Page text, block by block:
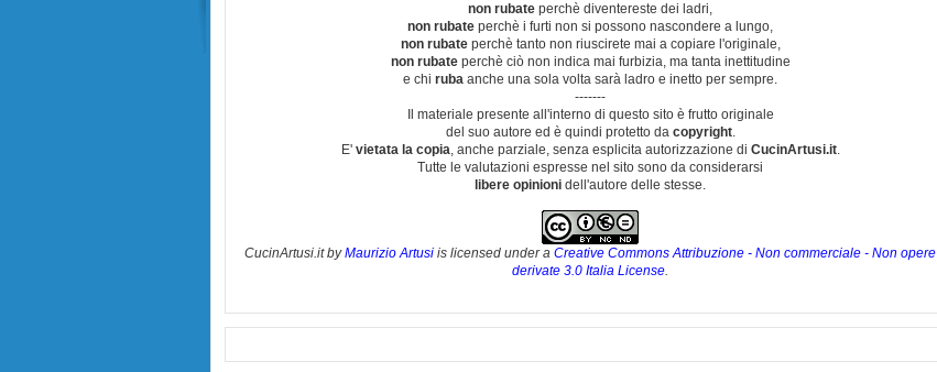
non rubate perchè diventereste dei ladri,
non rubate perchè i furti non si possono nascondere a lungo,
non rubateperchè tanto non riuscirete mai a copiare l'originale,
non rubateperchè ciò non indica mai furbizia, ma tanta inettitudine
e chi ruba anche una sola volta sarà ladro e inetto per sempre.
-------
Il materiale presente all'interno di questo sito è frutto originale
del suo autore ed è quindi protetto da copyright.
E' vietata la copia, anche parziale, senza esplicita autorizzazione di CucinArtusi.it.
Tutte le valutazioni espresse nel sito sono da considerarsi
libere opinioni dell'autore delle stesse.
CucinArtusi.itbyMaurizio Artusi is licensed under a Creative Commons Attribuzione - Non commerciale - Non opere
derivate 3.0 Italia License.